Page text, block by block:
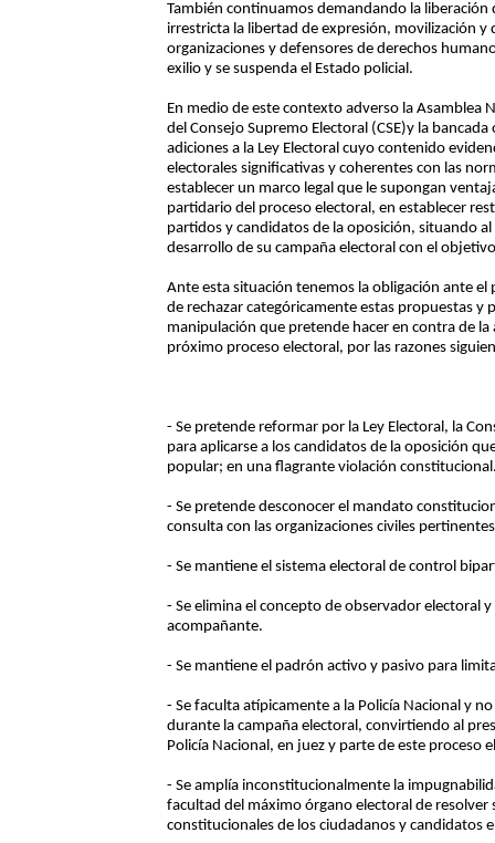
También continuamos demandando la
irrestricta la libertad de expresión, movilización y
organizaciones y defensores de derechos
exilio y se suspenda el Estado policial.
En medio de este contexto adverso la
del Consejo Supremo Electoral (CSE)y la
adiciones a la Ley Electoral cuyo contenido
electorales significativas y coherentes con las
establecer un marco legal que le supongan
partidario del proceso electoral, en establecer
partidos y candidatos de la oposición, situando
desarrollo de su campaña electoral con el
Ante esta situación tenemos la obligación ante
de rechazar categóricamente estas propuestas y
manipulación que pretende hacer en contra de
próximo proceso electoral, por las razones
- Se pretende reformar por la Ley Electoral, la
para aplicarse a los candidatos de la oposición
popular; en una flagrante violación
- Se pretende desconocer el mandato
consulta con las organizaciones civiles
- Se mantiene el sistema electoral de control
- Se elimina el concepto de observador electoral
acompañante.
- Se mantiene el padrón activo y pasivo para
- Se faculta atípicamente a la Policía Nacional y
durante la campaña electoral, convirtiendo al
Policía Nacional, en juez y parte de este proceso
- Se amplía inconstitucionalmente la
facultad del máximo órgano electoral de
constitucionales de los ciudadanos y candidatos